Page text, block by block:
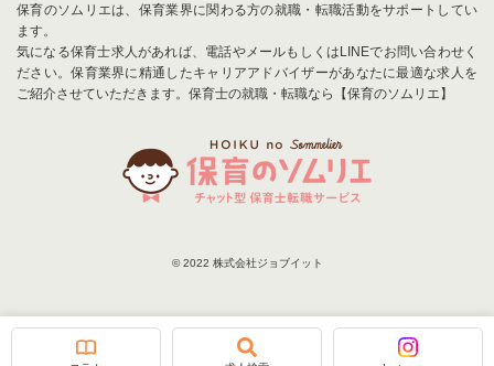
保育のソムリエは、保育業界に関わる方の就職・転職活動をサポートしてい
ます。
気になる保育士求人があれば、電話やメールもしくはLINEでお問い合わせく
ださい。保育業界に精通したキャリアアドバイザーがあなたに最適な求人を
ご紹介させていただきます。保育士の就職・転職なら【保育のソムリエ】
© 2022 株式会社ジョブイット